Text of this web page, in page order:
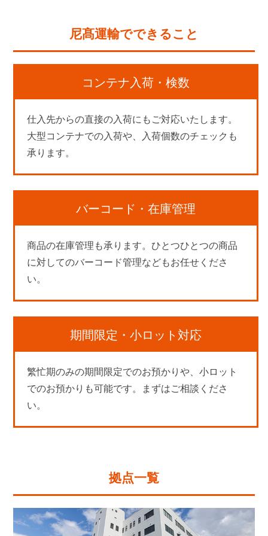
尼髙運輸でできること
コンテナ入荷・検数
仕入先からの直接の入荷にもご対応いたします。
大型コンテナでの入荷や、入荷個数のチェックも
承ります。
バーコード・在庫管理
商品の在庫管理も承ります。ひとつひとつの商品
に対してのバーコード管理などもお任せくださ
い。
期間限定・小ロット対応
繁忙期のみの期間限定でのお預かりや、小ロット
でのお預かりも可能です。まずはご相談くださ
い。
拠点一覧